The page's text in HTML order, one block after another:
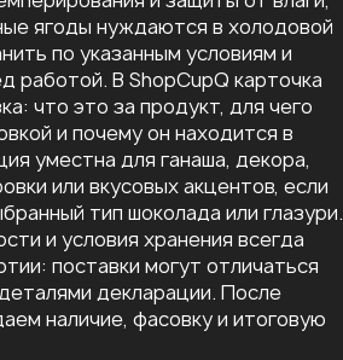
ягоды нуждаются в холодовой
по указанным условиям и
работой. В ShopCupQ карточка
что это за продукт, для чего
и почему он находится в
уместна для ганаша, декора,
или вкусовых акцентов, если
тип шоколада или глазури.
и условия хранения всегда
поставки могут отличаться
декларации. После
наличие, фасовку и итоговую